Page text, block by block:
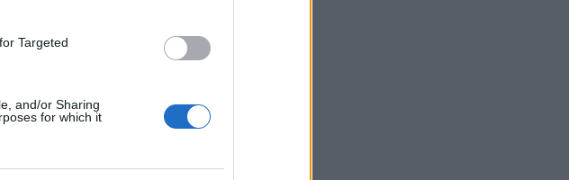
Targeted
and/or Sharing
for which it